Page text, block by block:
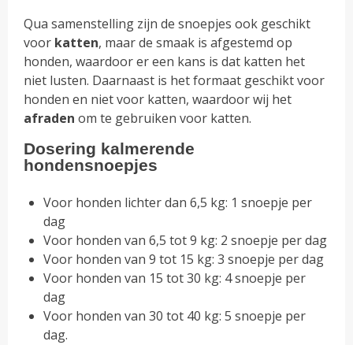
Qua samenstelling zijn de snoepjes ook geschikt
voor katten, maar de smaak is afgestemd op
honden, waardoor er een kans is dat katten het
niet lusten. Daarnaast is het formaat geschikt voor
honden en niet voor katten, waardoor wij het
afraden om te gebruiken voor katten.
Dosering kalmerende
hondensnoepjes
Voor honden lichter dan 6,5 kg: 1 snoepje per
dag
Voor honden van 6,5 tot 9 kg: 2 snoepje per dag
Voor honden van 9 tot 15 kg: 3 snoepje per dag
Voor honden van 15 tot 30 kg: 4 snoepje per
dag
Voor honden van 30 tot 40 kg: 5 snoepje per
dag.